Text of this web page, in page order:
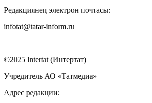
Редакциянең электрон почтасы:
infotat@tatar-inform.ru
©2025 Intertat (Интертат)
Учредитель АО «Татмедиа»
Адрес редакции: